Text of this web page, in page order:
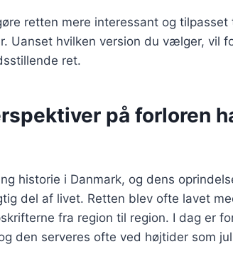
retten mere interessant og
Uanset hvilken version du vælger, vil
ret.
på forloren
historie i Danmark, og dens
del af livet. Retten blev ofte lavet
fra region til region. I dag er
den serveres ofte ved højtider som